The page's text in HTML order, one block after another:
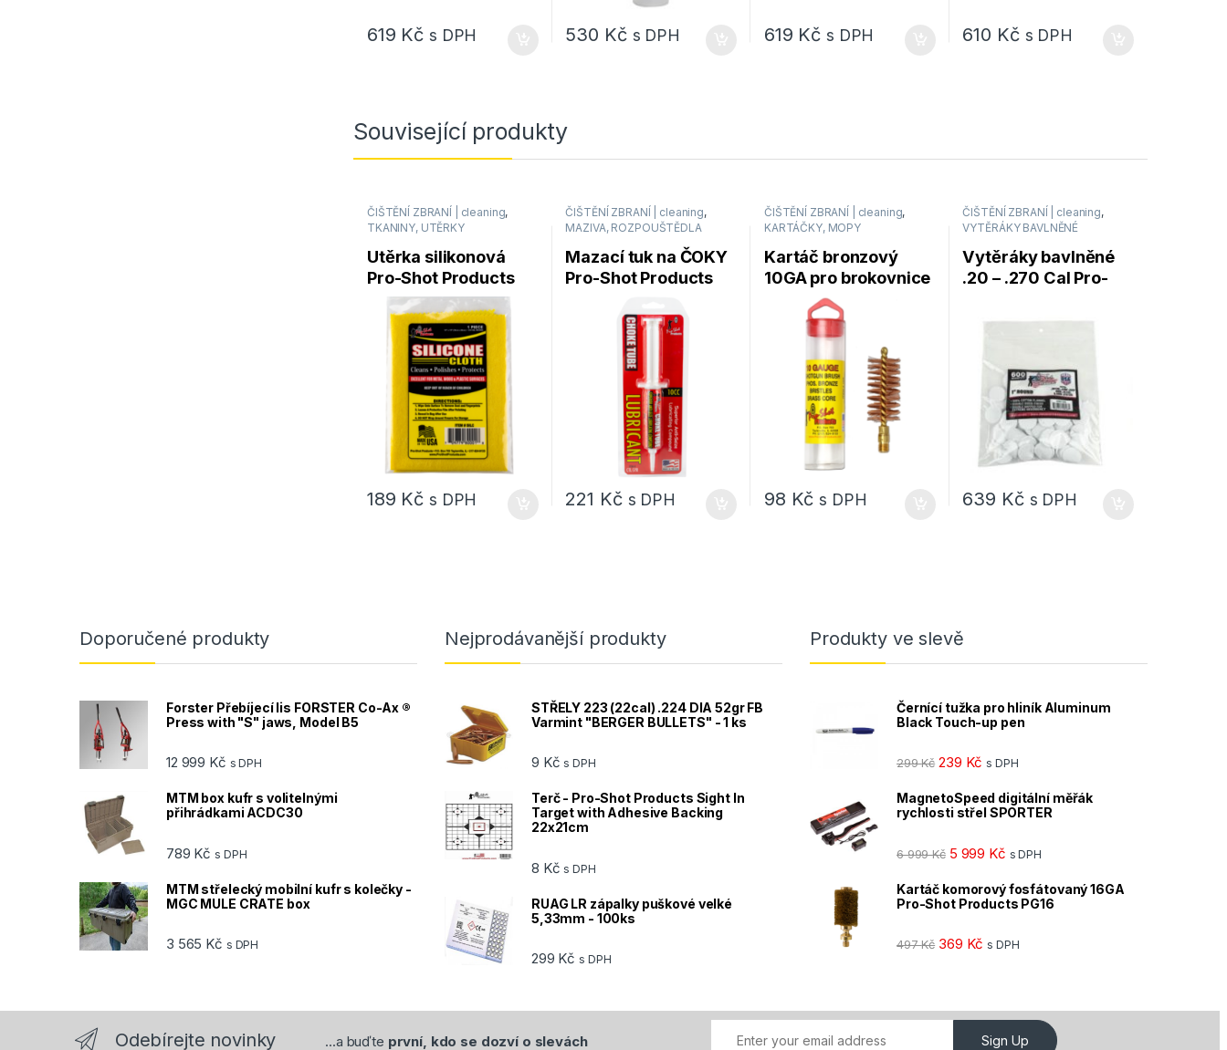
619 Kč s DPH 530 Kč s DPH 619 Kč s DPH 610 Kč s DPH
Související produkty
ČIŠTĚNÍ ZBRANÍ | cleaning,
TKANINY, UTĚRKY
Utěrka silikonová
Pro-Shot Products
Silicone Cloth – SILC
189 Kč s DPH
ČIŠTĚNÍ ZBRANÍ | cleaning,
MAZIVA, ROZPOUŠTĚDLA
Mazací tuk na ČOKY
Pro-Shot Products
10cc tuba
221 Kč s DPH
ČIŠTĚNÍ ZBRANÍ | cleaning,
KARTÁČKY, MOPY
Kartáč bronzový
10GA pro brokovnice
– ProShot Products
98 Kč s DPH
ČIŠTĚNÍ ZBRANÍ | cleaning,
VYTĚRÁKY BAVLNĚNÉ
Vytěráky bavlněné
.20 – .270 Cal Pro-
600ks
639 Kč s DPH
Doporučené produkty
Forster Přebíjecí lis FORSTER Co-Ax ®
Press with "S" jaws, Model B5
12 999 Kč s DPH
MTM box kufr s volitelnými
přihrádkami ACDC30
789 Kč s DPH
MTM střelecký mobilní kufr s kolečky -
MGC MULE CRATE box
3 565 Kč s DPH
Nejprodávanější produkty
STŘELY 223 (22cal) .224 DIA 52gr FB
Varmint "BERGER BULLETS" - 1 ks
9 Kč s DPH
Terč - Pro-Shot Products Sight In
Target with Adhesive Backing
22x21cm
8 Kč s DPH
RUAG LR zápalky puškové velké
5,33mm - 100ks
299 Kč s DPH
Produkty ve slevě
Černící tužka pro hliník Aluminum
Black Touch-up pen
299Kč 239 Kč s DPH
MagnetoSpeed digitální měřák
rychlosti střel SPORTER
6 999Kč 5 999 Kč s DPH
Kartáč komorový fosfátovaný 16GA
Pro-Shot Products PG16
497Kč 369 Kč s DPH
Odebírejte novinky ...a buďte první, kdo se dozví o slevách Sign Up